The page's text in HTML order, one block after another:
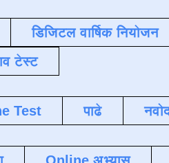
डिजिटल वार्षिक नियोजन
टेस्ट
Test पाढे